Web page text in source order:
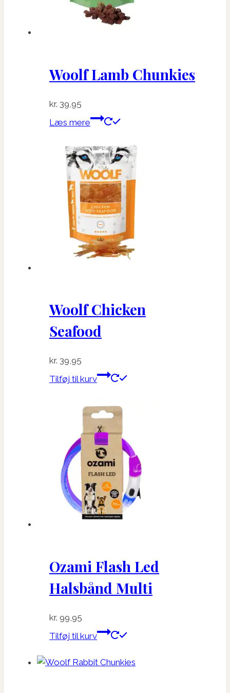
Woolf Lamb Chunkies
kr. 39,95
Læs mere
Woolf Chicken
Seafood
kr. 39,95
Tilføj til kurv
Ozami Flash Led
Halsbånd Multi
kr. 99,95
Tilføj til kurv